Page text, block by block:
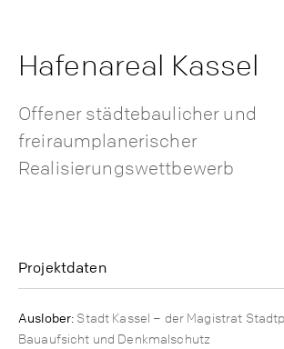
Hafenareal Kassel
Offener städtebaulicher und
freiraumplanerischer
Realisierungswettbewerb
Projektdaten
Auslober: Stadt Kassel – der Magistrat
Bauaufsicht und Denkmalschutz